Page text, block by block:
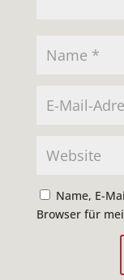
Name, E-
Browser für